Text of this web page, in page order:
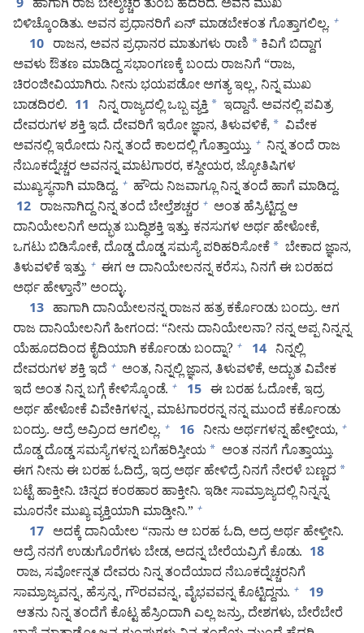
9 ಹಾಗಾಗಿ ರಾಜ ಬೇಲ್ಶಚ್ಚರ ತುಂಬ ಹೆದರಿದ. ಅವನ ಮುಖ
ಬಿಳಿಚ್ಕೊಂಡಿತು. ಅವನ ಪ್ರಧಾನರಿಗೆ ಏನ್‌ ಮಾಡಬೇಕಂತ ಗೊತ್ತಾಗಲಿಲ್ಲ. +
10 ರಾಜನ, ಅವನ ಪ್ರಧಾನರ ಮಾತುಗಳು ರಾಣಿ * ಕಿವಿಗೆ ಬಿದ್ದಾಗ
ಅವಳು ಔತಣ ಮಾಡಿದ್ದ ಸಭಾಂಗಣಕ್ಕೆ ಬಂದು ರಾಜನಿಗೆ “ರಾಜ,
ಚಿರಂಜೀವಿಯಾಗಿರು. ನೀನು ಭಯಪಡೋ ಅಗತ್ಯ ಇಲ್ಲ, ನಿನ್ನ ಮುಖ
ಬಾಡದಿರಲಿ. 11 ನಿನ್ನ ರಾಜ್ಯದಲ್ಲಿ ಒಬ್ಬ ವ್ಯಕ್ತಿ * ಇದ್ದಾನೆ. ಅವನಲ್ಲಿ ಪವಿತ್ರ
ದೇವರುಗಳ ಶಕ್ತಿ ಇದೆ. ದೇವರಿಗೆ ಇರೋ ಜ್ಞಾನ, ತಿಳುವಳಿಕೆ, * ವಿವೇಕ
ಅವನಲ್ಲಿ ಇರೋದು ನಿನ್ನ ತಂದೆ ಕಾಲದಲ್ಲಿ ಗೊತ್ತಾಯ್ತು. + ನಿನ್ನ ತಂದೆ ರಾಜ
ನೆಬೂಕದ್ನೆಚ್ಚರ ಅವನನ್ನ ಮಾಟಗಾರರ, ಕಸ್ದೀಯರ, ಜ್ಯೋತಿಷಿಗಳ
ಮುಖ್ಯಸ್ಥನಾಗಿ ಮಾಡಿದ್ದ. + ಹೌದು ನಿಜವಾಗ್ಲೂ ನಿನ್ನ ತಂದೆ ಹಾಗೆ ಮಾಡಿದ್ದ.
12 ರಾಜನಾಗಿದ್ದ ನಿನ್ನ ತಂದೆ ಬೇಲ್ತೆಶಚ್ಚರ + ಅಂತ ಹೆಸ್ರಿಟ್ಟಿದ್ದ ಆ
ದಾನಿಯೇಲನಿಗೆ ಅದ್ಭುತ ಬುದ್ಧಿಶಕ್ತಿ ಇತ್ತು. ಕನಸುಗಳ ಅರ್ಥ ಹೇಳೋಕೆ,
ಒಗಟು ಬಿಡಿಸೋಕೆ, ದೊಡ್ಡ ದೊಡ್ಡ ಸಮಸ್ಯೆ ಪರಿಹರಿಸೋಕೆ * ಬೇಕಾದ ಜ್ಞಾನ,
ತಿಳುವಳಿಕೆ ಇತ್ತು. + ಈಗ ಆ ದಾನಿಯೇಲನನ್ನ ಕರೆಸು, ನಿನಗೆ ಈ ಬರಹದ
ಅರ್ಥ ಹೇಳ್ತಾನೆ” ಅಂದ್ಳು.
13 ಹಾಗಾಗಿ ದಾನಿಯೇಲನನ್ನ ರಾಜನ ಹತ್ರ ಕರ್ಕೊಂಡು ಬಂದ್ರು. ಆಗ
ರಾಜ ದಾನಿಯೇಲನಿಗೆ ಹೀಗಂದ: “ನೀನು ದಾನಿಯೇಲನಾ? ನನ್ನ ಅಪ್ಪ ನಿನ್ನನ್ನ
ಯೆಹೂದದಿಂದ ಕೈದಿಯಾಗಿ ಕರ್ಕೊಂಡು ಬಂದ್ನಾ? + 14 ನಿನ್ನಲ್ಲಿ
ದೇವರುಗಳ ಶಕ್ತಿ ಇದೆ + ಅಂತ, ನಿನ್ನಲ್ಲಿ ಜ್ಞಾನ, ತಿಳುವಳಿಕೆ, ಅದ್ಭುತ ವಿವೇಕ
ಇದೆ ಅಂತ ನಿನ್ನ ಬಗ್ಗೆ ಕೇಳಿಸ್ಕೊಂಡೆ. + 15 ಈ ಬರಹ ಓದೋಕೆ, ಇದ್ರ
ಅರ್ಥ ಹೇಳೋಕೆ ವಿವೇಕಿಗಳನ್ನ, ಮಾಟಗಾರರನ್ನ ನನ್ನ ಮುಂದೆ ಕರ್ಕೊಂಡು
ಬಂದ್ರು. ಆದ್ರೆ ಅವ್ರಿಂದ ಆಗಲಿಲ್ಲ. + 16 ನೀನು ಅರ್ಥಗಳನ್ನ ಹೇಳ್ತೀಯ, +
ದೊಡ್ಡ ದೊಡ್ಡ ಸಮಸ್ಯೆಗಳನ್ನ ಬಗೆಹರಿಸ್ತೀಯ * ಅಂತ ನನಗೆ ಗೊತ್ತಾಯ್ತು.
ಈಗ ನೀನು ಈ ಬರಹ ಓದಿದ್ರೆ, ಇದ್ರ ಅರ್ಥ ಹೇಳಿದ್ರೆ ನಿನಗೆ ನೇರಳೆ ಬಣ್ಣದ *
ಬಟ್ಟೆ ಹಾಕ್ತೀನಿ. ಚಿನ್ನದ ಕಂಠಹಾರ ಹಾಕ್ತೀನಿ. ಇಡೀ ಸಾಮ್ರಾಜ್ಯದಲ್ಲಿ ನಿನ್ನನ್ನ
ಮೂರನೇ ಮುಖ್ಯ ವ್ಯಕ್ತಿಯಾಗಿ ಮಾಡ್ತೀನಿ.” +
17 ಅದಕ್ಕೆ ದಾನಿಯೇಲ “ನಾನು ಆ ಬರಹ ಓದಿ, ಅದ್ರ ಅರ್ಥ ಹೇಳ್ತೀನಿ.
ಆದ್ರೆ ನನಗೆ ಉಡುಗೊರೆಗಳು ಬೇಡ, ಅದನ್ನ ಬೇರೆಯವ್ರಿಗೆ ಕೊಡು. 18
ರಾಜ, ಸರ್ವೋನ್ನತ ದೇವರು ನಿನ್ನ ತಂದೆಯಾದ ನೆಬೂಕದ್ನೆಚ್ಚರನಿಗೆ
ಸಾಮ್ರಾಜ್ಯವನ್ನ, ಹೆಸ್ರನ್ನ, ಗೌರವವನ್ನ, ವೈಭವವನ್ನ ಕೊಟ್ಟಿದ್ದನು. + 19
ಆತನು ನಿನ್ನ ತಂದೆಗೆ ಕೊಟ್ಟ ಹೆಸ್ರಿಂದಾಗಿ ಎಲ್ಲ ಜನ್ರು, ದೇಶಗಳು, ಬೇರೆಬೇರೆ